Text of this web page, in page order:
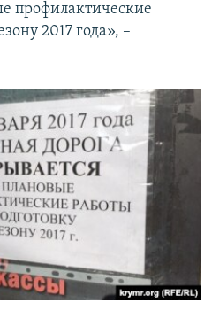
профилактические
2017 года», –